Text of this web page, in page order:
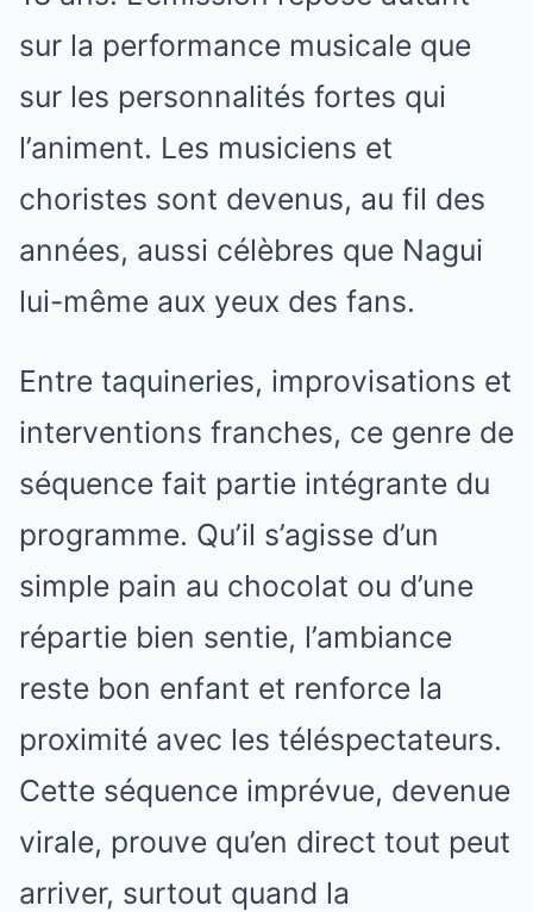
sur la performance musicale que
sur les personnalités fortes qui
l’animent. Les musiciens et
choristes sont devenus, au fil des
années, aussi célèbres que Nagui
lui-même aux yeux des fans.
Entre taquineries, improvisations et
interventions franches, ce genre de
séquence fait partie intégrante du
programme. Qu’il s’agisse d’un
simple pain au chocolat ou d’une
répartie bien sentie, l’ambiance
reste bon enfant et renforce la
proximité avec les téléspectateurs.
Cette séquence imprévue, devenue
virale, prouve qu’en direct tout peut
arriver, surtout quand la